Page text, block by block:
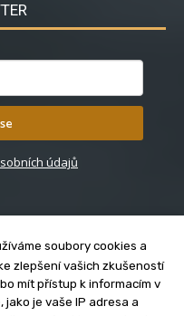
údajů
soubory cookies a
zlepšení vašich zkušeností
mít přístup k informacím v
je vaše IP adresa a